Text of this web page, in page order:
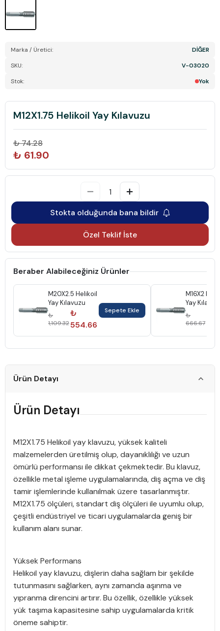
Marka / Üretici:
DİĞER
SKU:
V-03020
Stok:
Yok
M12X1.75 Helikoil Yay Kılavuzu
₺ 74.28
₺ 61.90
Stokta olduğunda bana bildir
Özel Teklif İste
Beraber Alabileceğiniz Ürünler
M20X2.5 Helikoil
Yay Kılavuzu
₺
1,109.32
₺
554.66
Sepete Ekle
M16X2
Yay
₺
666.67
Ürün Detayı
Ürün Detayı
M12X1.75 Helikoil yay klavuzu, yüksek kaliteli
malzemelerden üretilmiş olup, dayanıklılığı ve uzun
ömürlü performansı ile dikkat çekmektedir. Bu klavuz,
özellikle metal işleme uygulamalarında, diş açma ve diş
tamir işlemlerinde kullanılmak üzere tasarlanmıştır.
M12X1.75 ölçüleri, standart diş ölçüleri ile uyumlu olup,
çeşitli endüstriyel ve ticari uygulamalarda geniş bir
kullanım alanı sunar.
Yüksek Performans
Helikoil yay klavuzu, dişlerin daha sağlam bir şekilde
tutunmasını sağlarken, aynı zamanda aşınma ve
yıpranma direncini artırır. Bu özellik, özellikle yüksek
yük taşıma kapasitesine sahip uygulamalarda kritik
öneme sahiptir.